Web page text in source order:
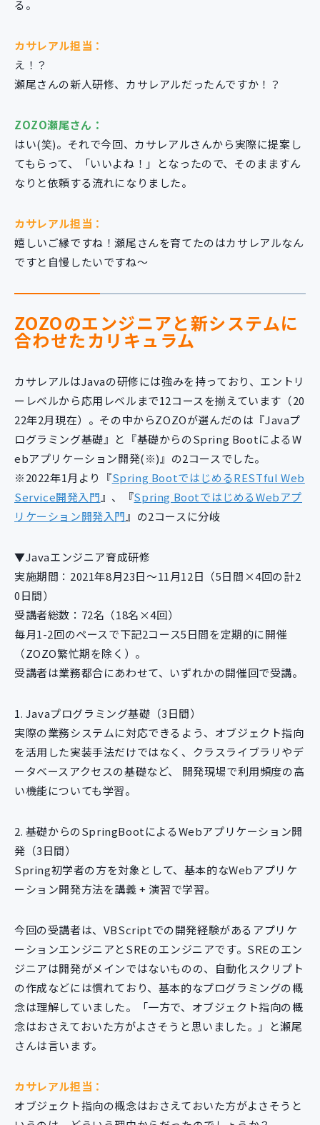
る。
カサレアル担当：
え！？
瀬尾さんの新人研修、カサレアルだったんですか！？
ZOZO瀬尾さん：
はい(笑)。それで今回、カサレアルさんから実際に提案し
てもらって、「いいよね！」となったので、そのまますん
なりと依頼する流れになりました。
カサレアル担当：
嬉しいご縁ですね！瀬尾さんを育てたのはカサレアルなん
ですと自慢したいですね〜
ZOZOのエンジニアと新システムに
合わせたカリキュラム
カサレアルはJavaの研修には強みを持っており、エントリ
ーレベルから応用レベルまで12コースを揃えています（20
22年2月現在）。その中からZOZOが選んだのは『Javaプ
ログラミング基礎』と『基礎からのSpring BootによるW
ebアプリケーション開発(※)』の2コースでした。
※2022年1月より『Spring BootではじめるRESTful Web
Service開発入門 』、『Spring BootではじめるWebアプ
リケーション開発入門 』の2コースに分岐
▼Javaエンジニア育成研修
実施期間：2021年8月23日〜11月12日（5日間×4回の計2
0日間）
受講者総数：72名（18名×4回）
毎月1-2回のペースで下記2コース5日間を定期的に開催
（ZOZO繁忙期を除く）。
受講者は業務都合にあわせて、いずれかの開催回で受講。
1. Javaプログラミング基礎（3日間）
実際の業務システムに対応できるよう、オブジェクト指向
を活用した実装手法だけではなく、クラスライブラリやデ
ータベースアクセスの基礎など、 開発現場で利用頻度の高
い機能についても学習。
2. 基礎からのSpringBootによるWebアプリケーション開
発（3日間）
Spring初学者の方を対象として、基本的なWebアプリケ
ーション開発方法を講義 + 演習で学習。
今回の受講者は、VBScriptでの開発経験があるアプリケ
ーションエンジニアとSREのエンジニアです。SREのエン
ジニアは開発がメインではないものの、自動化スクリプト
の作成などには慣れており、基本的なプログラミングの概
念は理解していました。「一方で、オブジェクト指向の概
念はおさえておいた方がよさそうと思いました。」と瀬尾
さんは言います。
カサレアル担当：
オブジェクト指向の概念はおさえておいた方がよさそうと